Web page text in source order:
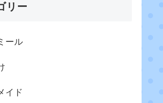
リー
ール
イド